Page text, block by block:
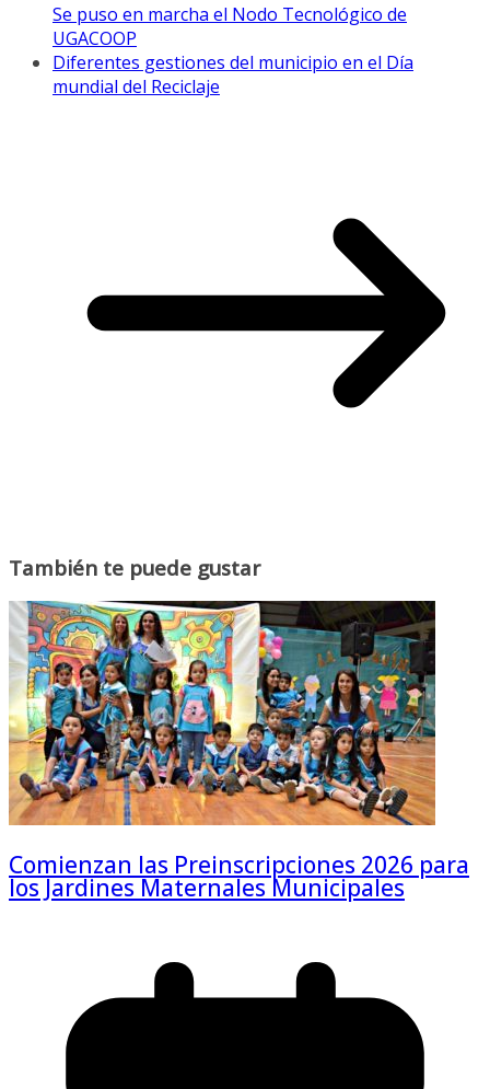
Se puso en marcha el Nodo Tecnológico de
UGACOOP
Diferentes gestiones del municipio en el Día
mundial del Reciclaje
También te puede gustar
Comienzan las Preinscripciones 2026 para
los Jardines Maternales Municipales